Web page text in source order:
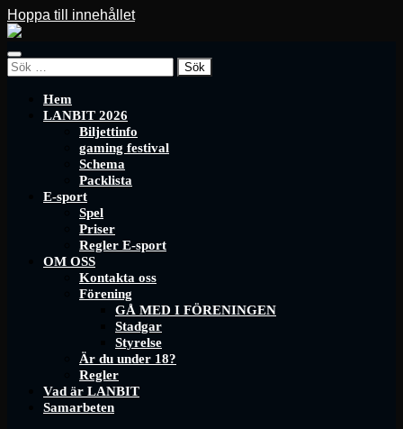
Hoppa till innehållet
LANBIT
Slå
på/av
Sök
efter:
Hem
LANBIT 2026
Biljettinfo
gaming festival
Schema
Packlista
E-sport
Spel
Priser
Regler E-sport
OM OSS
Kontakta oss
Förening
GÅ MED I FÖRENINGEN
Stadgar
Styrelse
Är du under 18?
Regler
Vad är LANBIT
Samarbeten